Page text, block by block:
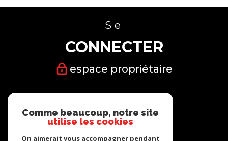
Se
CONNECTER
espace propriétaire
SUIVRE
Comme beaucoup, notre site
utilise les cookies
On aimerait vous accompagner pendant